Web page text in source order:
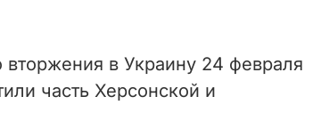
в Украину 24 февраля
часть Херсонской и